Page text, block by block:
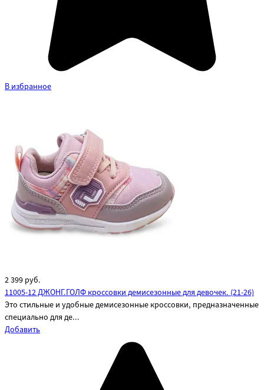
В избранное
2 399 руб.
11005-12 ДЖОНГ.ГОЛФ кроссовки демисезонные для девочек. (21-26)
Это стильные и удобные демисезонные кроссовки, предназначенные
специально для де...
Добавить